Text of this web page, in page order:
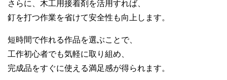
さらに、木工用接着剤を活用すれば、
釘を打つ作業を省けて安全性も向上します。
短時間で作れる作品を選ぶことで、
工作初心者でも気軽に取り組め、
完成品をすぐに使える満足感が得られます。